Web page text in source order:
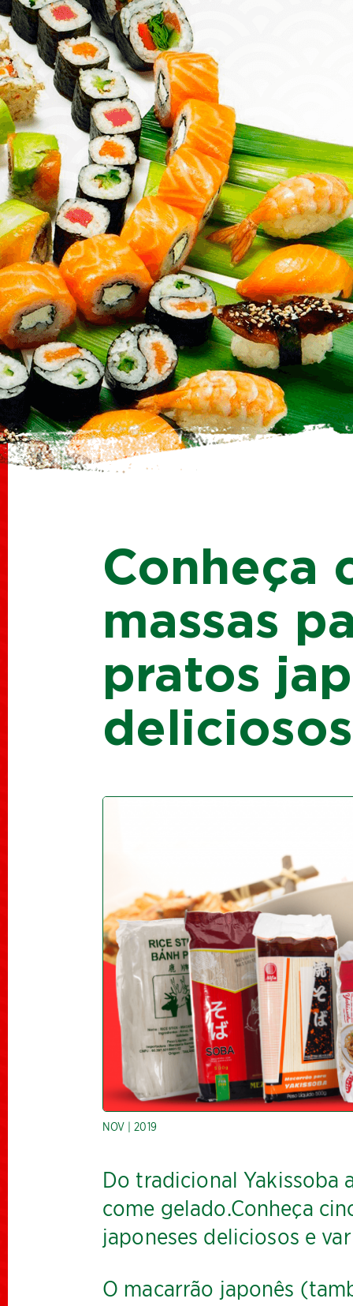
Conheça
massas
pratos
NOV | 2019
Do tradicional Yakissoba
come gelado.Conheça
japoneses deliciosos e
O macarrão japonês